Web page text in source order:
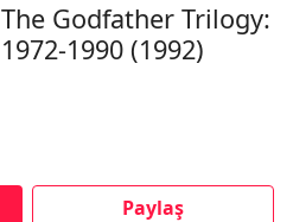
The Godfather Trilogy:
1972-1990 (1992)
Paylaş